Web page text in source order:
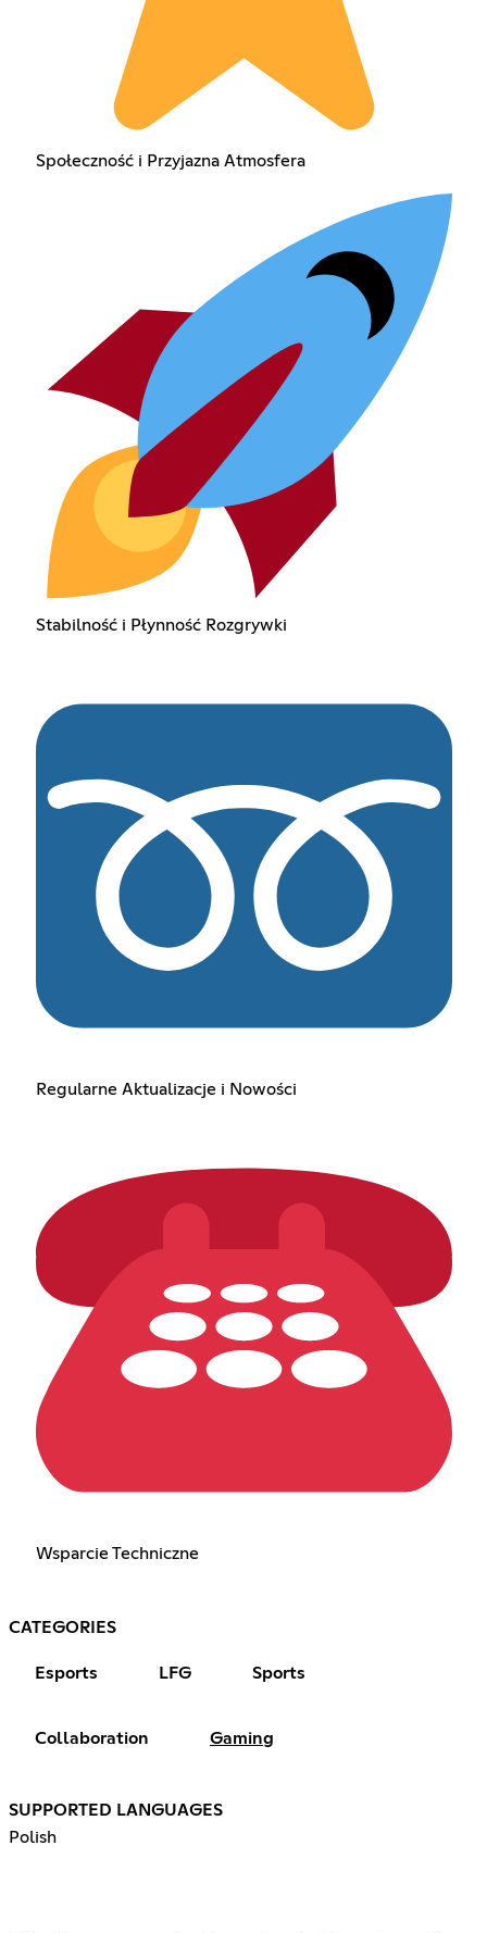
Społeczność i Przyjazna Atmosfera
Stabilność i Płynność Rozgrywki
Regularne Aktualizacje i Nowości
Wsparcie Techniczne
CATEGORIES
Esports LFG Sports
Collaboration Gaming
SUPPORTED LANGUAGES
Polish